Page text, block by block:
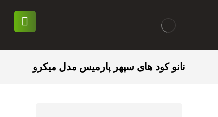
نانو کود های سپهر پارمیس مدل میکرو